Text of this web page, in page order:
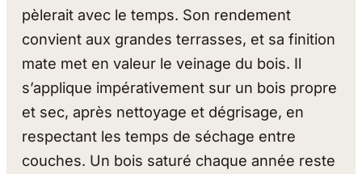
pèlerait avec le temps. Son rendement
convient aux grandes terrasses, et sa finition
mate met en valeur le veinage du bois. Il
s’applique impérativement sur un bois propre
et sec, après nettoyage et dégrisage, en
respectant les temps de séchage entre
couches. Un bois saturé chaque année reste